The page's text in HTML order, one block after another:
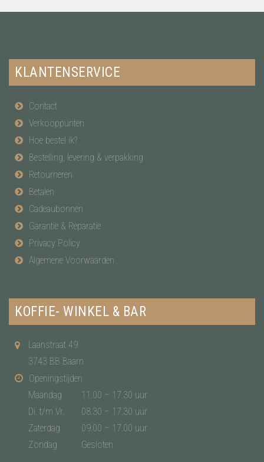
KLANTENSERVICE
Contact
Verkooppunten
Hoe bestel ik?
Bestelling, levering & verpakking
Retourneren
Betalen
Cadeaubonnen
Garantie & Reparatie
Privacy Policy
Algemene Voorwaarden
KOFFIE- WINKEL & BAR
Laanstraat 49
3743 BB Baarn
Openingstijden
Maandag
11.00 – 17.30 uur
Di. t/m Vr.
08.30 – 17.30 uur
Zaterdag
09.00 – 17.00 uur
Zondag
Gesloten